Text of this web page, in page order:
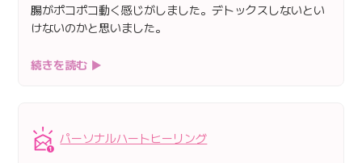
腸がポコポコ動く感じがしました。デトックスしないとい
けないのかと思いました。
続きを読む ▶
パーソナルハートヒーリング